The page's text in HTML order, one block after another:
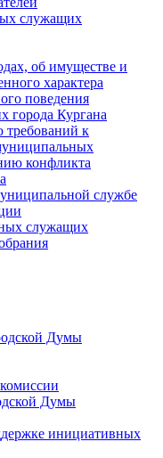
служащих
об имуществе и
характера
поведения
города Кургана
к
конфликта
службе
служащих
Думы
Думы
инициативных